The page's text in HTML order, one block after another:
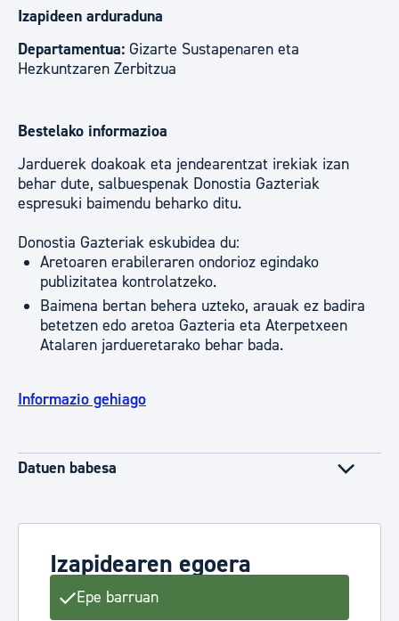
Izapideen arduraduna
Departamentua: Gizarte Sustapenaren eta
Hezkuntzaren Zerbitzua
Bestelako informazioa
Jarduerek doakoak eta jendearentzat irekiak izan
behar dute, salbuespenak Donostia Gazteriak
espresuki baimendu beharko ditu.
Donostia Gazteriak eskubidea du:
Aretoaren erabileraren ondorioz egindako
publizitatea kontrolatzeko.
Baimena bertan behera uzteko, arauak ez badira
betetzen edo aretoa Gazteria eta Aterpetxeen
Atalaren jardueretarako behar bada.
Informazio gehiago
Datuen babesa
Izapidearen egoera
Epe barruan